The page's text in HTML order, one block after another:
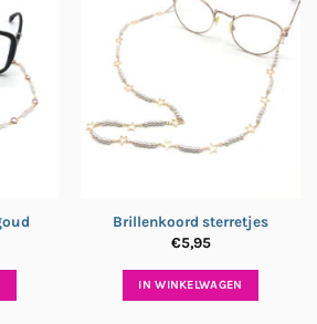
Brillenkoord sterretjes
€5,95
IN WINKELWAGEN